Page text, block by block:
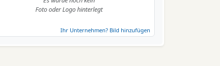
Foto oder Logo hinterlegt
Ihr Unternehmen? Bild hinzufügen